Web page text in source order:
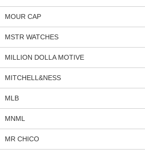
MOUR CAP
MSTR WATCHES
MILLION DOLLA MOTIVE
MITCHELL&NESS
MLB
MNML
MR CHICO